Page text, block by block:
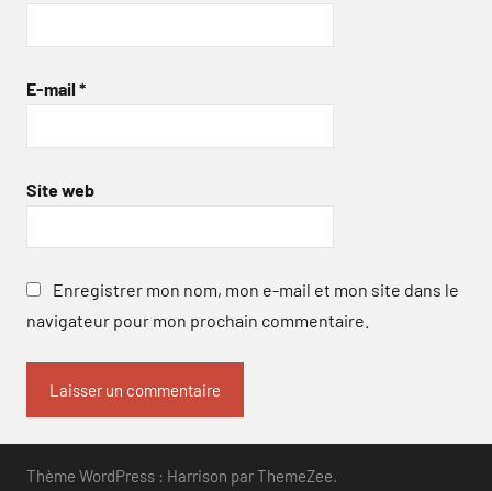
E-mail *
Site web
Enregistrer mon nom, mon e-mail et mon site dans le
navigateur pour mon prochain commentaire.
Thème WordPress : Harrison par ThemeZee.